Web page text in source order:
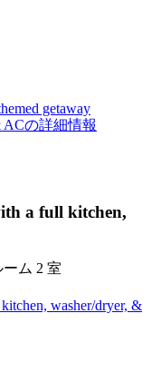
getaway
ACの詳細情報
a full kitchen,
ーム 2 室
washer/dryer, &